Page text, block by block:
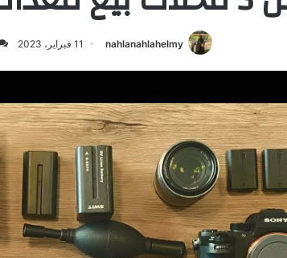
nahlanahlahelmy 11 فبراير، 2023